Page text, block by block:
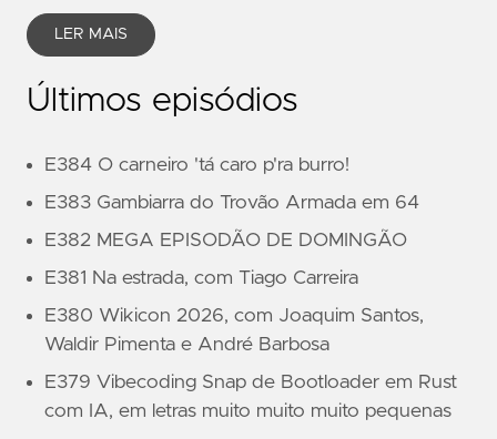
LER MAIS
Últimos episódios
E384 O carneiro 'tá caro p'ra burro!
E383 Gambiarra do Trovão Armada em 64
E382 MEGA EPISODÃO DE DOMINGÃO
E381 Na estrada, com Tiago Carreira
E380 Wikicon 2026, com Joaquim Santos,
Waldir Pimenta e André Barbosa
E379 Vibecoding Snap de Bootloader em Rust
com IA, em letras muito muito muito pequenas